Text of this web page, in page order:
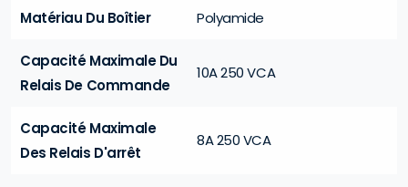
Matériau Du Boîtier Polyamide
Capacité Maximale Du
Relais De Commande
10A 250 VCA
Capacité Maximale
Des Relais D'arrêt
8A 250 VCA